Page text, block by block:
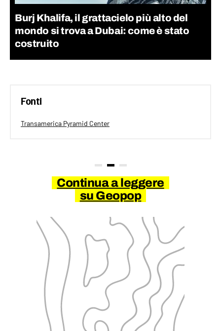
Burj Khalifa, il grattacielo più alto del
mondo si trova a Dubai: come è stato
costruito
Fonti
Transamerica Pyramid Center
Continua a leggere
su Geopop